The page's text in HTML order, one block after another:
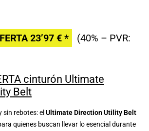
23’97 € *
(40% – PVR:
cinturón Ultimate
Belt
sin rebotes: elUltimate Direction Utility Belt
quienes buscan llevar lo esencial durante